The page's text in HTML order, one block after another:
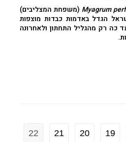
(משפחת המצליבים)
הגדל באדמות כבדות מוצפות
כה רק מהגליל התחתון ולאחרונה
19
20
21
22